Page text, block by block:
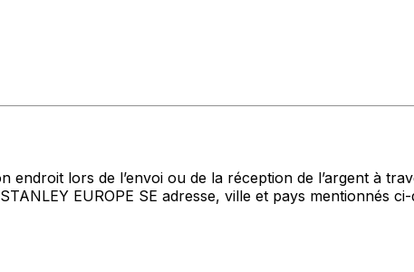
lors de l’envoi ou de la réception de l’argent à
EUROPE SE adresse, ville et pays mentionnés